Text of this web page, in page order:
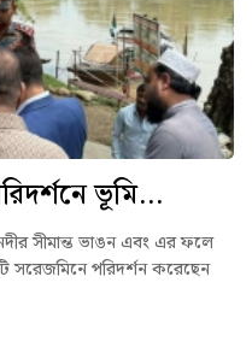
ভূমি...
সীমান্ত ভাঙন এবং এর ফলে
সরেজমিনে পরিদর্শন করেছেন